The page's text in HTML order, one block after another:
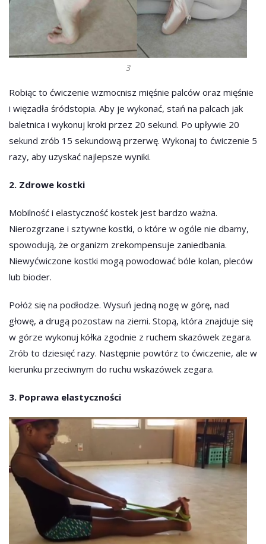
3
Robiąc to ćwiczenie wzmocnisz mięśnie palców oraz mięśnie
i więzadła śródstopia. Aby je wykonać, stań na palcach jak
baletnica i wykonuj kroki przez 20 sekund. Po upływie 20
sekund zrób 15 sekundową przerwę. Wykonaj to ćwiczenie 5
razy, aby uzyskać najlepsze wyniki.
2. Zdrowe kostki
Mobilność i elastyczność kostek jest bardzo ważna.
Nierozgrzane i sztywne kostki, o które w ogóle nie dbamy,
spowodują, że organizm zrekompensuje zaniedbania.
Niewyćwiczone kostki mogą powodować bóle kolan, pleców
lub bioder.
Połóż się na podłodze. Wysuń jedną nogę w górę, nad
głowę, a drugą pozostaw na ziemi. Stopą, która znajduje się
w górze wykonuj kółka zgodnie z ruchem skazówek zegara.
Zrób to dziesięć razy. Następnie powtórz to ćwiczenie, ale w
kierunku przeciwnym do ruchu wskazówek zegara.
3. Poprawa elastyczności